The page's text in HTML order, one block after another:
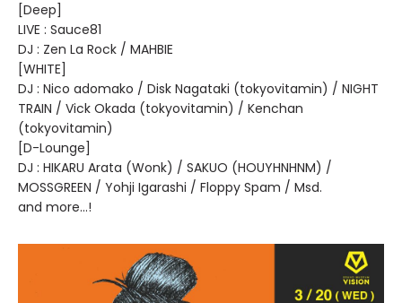
[Deep]
LIVE : Sauce81
DJ : Zen La Rock / MAHBIE
[WHITE]
DJ : Nico adomako / Disk Nagataki (tokyovitamin) / NIGHT
TRAIN / Vick Okada (tokyovitamin) / Kenchan
(tokyovitamin)
[D-Lounge]
DJ : HIKARU Arata (Wonk) / SAKUO (HOUYHNHNM) /
MOSSGREEN / Yohji Igarashi / Floppy Spam / Msd.
and more...!